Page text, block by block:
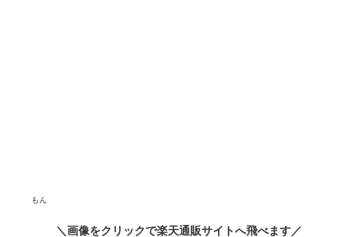
もん
＼画像をクリックで楽天通販サイトへ飛べます／